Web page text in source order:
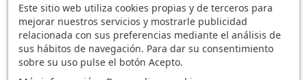
Este sitio web utiliza cookies propias y de terceros para
mejorar nuestros servicios y mostrarle publicidad
relacionada con sus preferencias mediante el análisis de
sus hábitos de navegación. Para dar su consentimiento
sobre su uso pulse el botón Acepto.